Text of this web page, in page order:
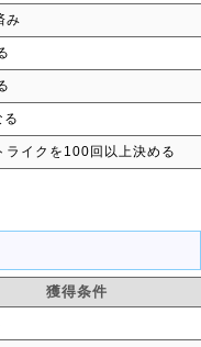
み
ライクを100回以上決める
獲得条件